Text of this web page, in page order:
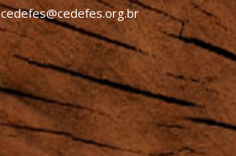
cedefes@cedefes.org.br